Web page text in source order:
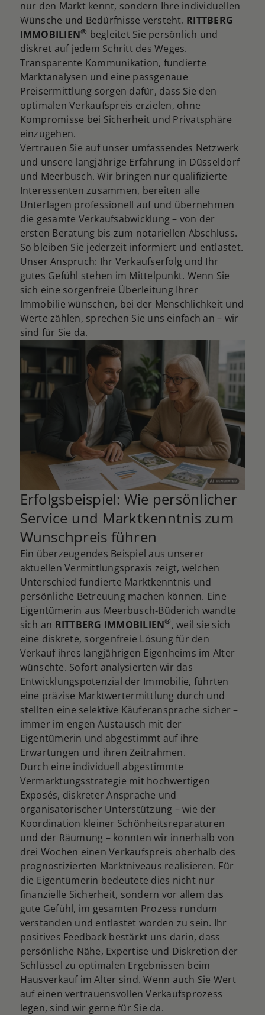
nur den Markt kennt, sondern Ihre individuellen
Wünsche und Bedürfnisse versteht. RITTBERG
IMMOBILIEN® begleitet Sie persönlich und
diskret auf jedem Schritt des Weges.
Transparente Kommunikation, fundierte
Marktanalysen und eine passgenaue
Preisermittlung sorgen dafür, dass Sie den
optimalen Verkaufspreis erzielen, ohne
Kompromisse bei Sicherheit und Privatsphäre
einzugehen.
Vertrauen Sie auf unser umfassendes Netzwerk
und unsere langjährige Erfahrung in Düsseldorf
und Meerbusch. Wir bringen nur qualifizierte
Interessenten zusammen, bereiten alle
Unterlagen professionell auf und übernehmen
die gesamte Verkaufsabwicklung – von der
ersten Beratung bis zum notariellen Abschluss.
So bleiben Sie jederzeit informiert und entlastet.
Unser Anspruch: Ihr Verkaufserfolg und Ihr
gutes Gefühl stehen im Mittelpunkt. Wenn Sie
sich eine sorgenfreie Überleitung Ihrer
Immobilie wünschen, bei der Menschlichkeit und
Werte zählen, sprechen Sie uns einfach an – wir
sind für Sie da.
Erfolgsbeispiel: Wie persönlicher
Service und Marktkenntnis zum
Wunschpreis führen
Ein überzeugendes Beispiel aus unserer
aktuellen Vermittlungspraxis zeigt, welchen
Unterschied fundierte Marktkenntnis und
persönliche Betreuung machen können. Eine
Eigentümerin aus Meerbusch-Büderich wandte
sich an RITTBERG IMMOBILIEN®, weil sie sich
eine diskrete, sorgenfreie Lösung für den
Verkauf ihres langjährigen Eigenheims im Alter
wünschte. Sofort analysierten wir das
Entwicklungspotenzial der Immobilie, führten
eine präzise Marktwertermittlung durch und
stellten eine selektive Käuferansprache sicher –
immer im engen Austausch mit der
Eigentümerin und abgestimmt auf ihre
Erwartungen und ihren Zeitrahmen.
Durch eine individuell abgestimmte
Vermarktungsstrategie mit hochwertigen
Exposés, diskreter Ansprache und
organisatorischer Unterstützung – wie der
Koordination kleiner Schönheitsreparaturen
und der Räumung – konnten wir innerhalb von
drei Wochen einen Verkaufspreis oberhalb des
prognostizierten Marktniveaus realisieren. Für
die Eigentümerin bedeutete dies nicht nur
finanzielle Sicherheit, sondern vor allem das
gute Gefühl, im gesamten Prozess rundum
verstanden und entlastet worden zu sein. Ihr
positives Feedback bestärkt uns darin, dass
persönliche Nähe, Expertise und Diskretion der
Schlüssel zu optimalen Ergebnissen beim
Hausverkauf im Alter sind. Wenn auch Sie Wert
auf einen vertrauensvollen Verkaufsprozess
legen, sind wir gerne für Sie da.